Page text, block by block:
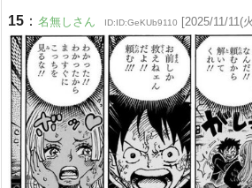
15 ： 名無しさん ID:ID:GeKUb9110 [2025/11/11(